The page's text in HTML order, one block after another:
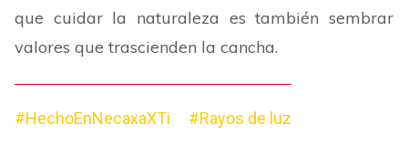
que cuidar la naturaleza es también sembrar
valores que trascienden la cancha.
#HechoEnNecaxaXTi #Rayos de luz